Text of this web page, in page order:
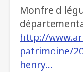
Monfreid
http://
patrimoine/
henry…